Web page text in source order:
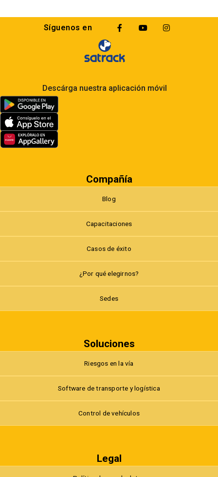
Síguenos en
Descárga nuestra aplicación móvil
Compañía
Blog
Capacitaciones
Casos de éxito
¿Por qué elegirnos?
Sedes
Soluciones
Riesgos en la vía
Software de transporte y logística
Control de vehículos
Legal